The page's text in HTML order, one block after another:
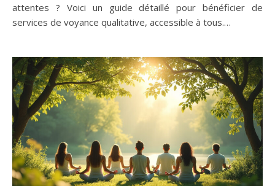
attentes ? Voici un guide détaillé pour bénéficier de
services de voyance qualitative, accessible à tous.…